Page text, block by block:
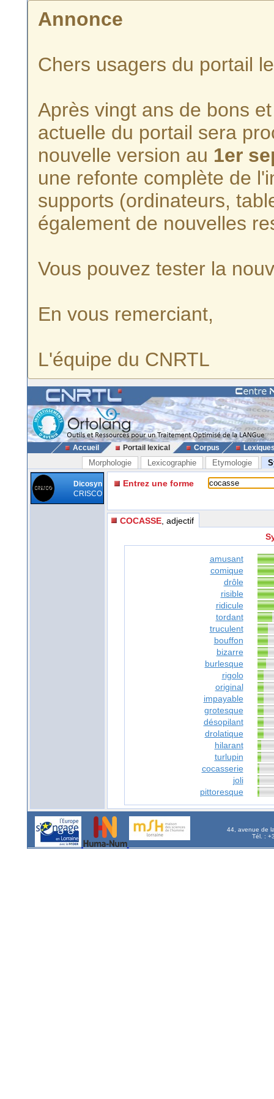
Annonce
Chers usagers du portail
Après vingt ans de bons
actuelle du portail sera
nouvelle version au 1er
une refonte complète de
supports (ordinateurs,
également de nouvelles
Vous pouvez tester la
En vous remerciant,
L'équipe du CNRTL
Accueil Portail lexical Corpus
Morphologie Lexicographie Etymologie
Dicosyn
CRISCO
Entrez une forme
COCASSE , adjectif
amusant
comique
drôle
risible
ridicule
tordant
truculent
bouffon
bizarre
burlesque
rigolo
original
impayable
grotesque
désopilant
drolatique
hilarant
turlupin
cocasserie
joli
pittoresque
44, avenue de
Tél. :